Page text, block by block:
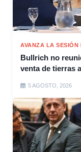
AVANZA LA SESIÓN
Bullrich no
venta de tierras
5 AGOSTO, 2026